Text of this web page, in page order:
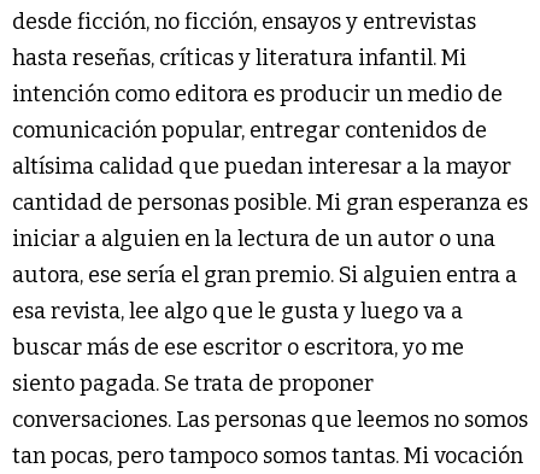
desde ficción, no ficción, ensayos y entrevistas
hasta reseñas, críticas y literatura infantil. Mi
intención como editora es producir un medio de
comunicación popular, entregar contenidos de
altísima calidad que puedan interesar a la mayor
cantidad de personas posible. Mi gran esperanza es
iniciar a alguien en la lectura de un autor o una
autora, ese sería el gran premio. Si alguien entra a
esa revista, lee algo que le gusta y luego va a
buscar más de ese escritor o escritora, yo me
siento pagada. Se trata de proponer
conversaciones. Las personas que leemos no somos
tan pocas, pero tampoco somos tantas. Mi vocación